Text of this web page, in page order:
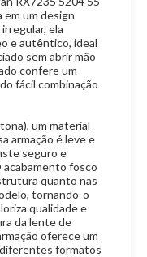
um design
ela
e autêntico, ideal
sem abrir mão
confere um
fácil combinação
um material
armação é leve e
seguro e
acabamento fosco
quanto nas
tornando-o
qualidade e
da lente de
oferece um
formatos